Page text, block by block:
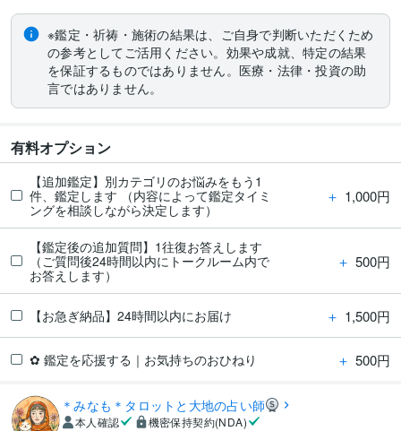
※鑑定・祈祷・施術の結果は、ご自身で判断いただくため
の参考としてご活用ください。効果や成就、特定の結果
を保証するものではありません。医療・法律・投資の助
言ではありません。
有料オプション
【追加鑑定】別カテゴリのお悩みをもう1
件、鑑定します （内容によって鑑定タイミ
ングを相談しながら決定します）
＋ 1,000円
【鑑定後の追加質問】1往復お答えします
（ご質問後24時間以内にトークルーム内で
お答えします）
＋ 500円
【お急ぎ納品】24時間以内にお届け ＋ 1,500円
✿ 鑑定を応援する｜お気持ちのおひねり ＋ 500円
＊みなも＊タロットと大地の占い師
本人確認
機密保持契約(NDA)